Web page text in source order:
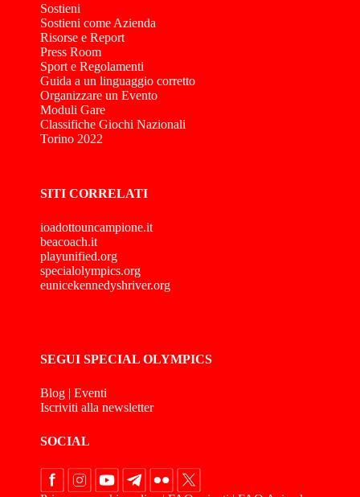
Sostieni
Sostieni come Azienda
Risorse e Report
Press Room
Sport e Regolamenti
Guida a un linguaggio corretto
Organizzare un Evento
Moduli Gare
Classifiche Giochi Nazionali
Torino 2022
SITI CORRELATI
ioadottouncampione.it
beacoach.it
playunified.org
specialolympics.org
eunicekennedyshriver.org
SEGUI SPECIAL OLYMPICS
Blog | Eventi
Iscriviti alla newsletter
SOCIAL